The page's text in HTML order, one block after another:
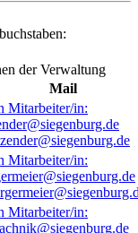
der Verwaltung
Mail